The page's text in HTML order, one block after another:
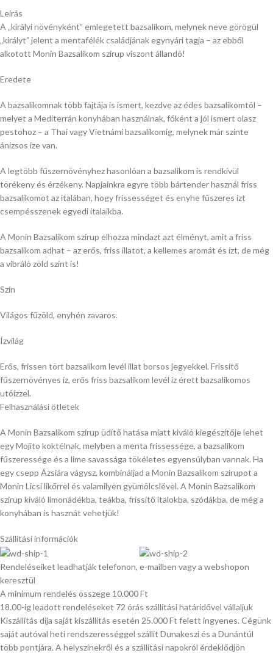
Leírás
A „királyi növényként” emlegetett bazsalikom, melynek neve görögül
„királyt” jelent a mentafélék családjának egynyári tagja – az ebből
alkotott Monin Bazsalikom szirup viszont állandó!
Eredete
A bazsalikomnak több fajtája is ismert, kezdve az édes bazsalikomtól –
melyet a Mediterrán konyhában használnak, főként a jól ismert olasz
pestohoz – a Thai vagy Vietnámi bazsalikomig, melynek már szinte
ánizsos íze van.
A legtöbb fűszernövényhez hasonlóan a bazsalikom is rendkívül
törékeny és érzékeny. Napjainkra egyre több bártender használ friss
bazsalikomot az italában, hogy frissességet és enyhe fűszeres ízt
csempésszenek egyedi italaikba.
A Monin Bazsalikom szirup elhozza mindazt azt élményt, amit a friss
bazsalikom adhat – az erős, friss illatot, a kellemes aromát és ízt, de még
a vibráló zöld színt is!
Szín
Világos fűzöld, enyhén zavaros.
Ízvilág
Erős, frissen tört bazsalikom levél illat borsos jegyekkel. Frissítő
fűszernövényes íz, erős friss bazsalikom levél íz érett bazsalikomos
utóízzel.
Felhasználási ötletek
A Monin Bazsalikom szirup üdítő hatása miatt kiváló kiegészítője lehet
egy Mojito koktélnak, melyben a menta frissessége, a bazsalikom
fűszeressége és a lime savassága tökéletes egyensúlyban vannak. Ha
egy csepp Ázsiára vágysz, kombináljad a Monin Bazsalikom szirupot a
Monin Licsi likőrrel és valamilyen gyümölcslével. A Monin Bazsalikom
szirup kiváló limonádékba, teákba, frissítő italokba, szódákba, de még a
konyhában is hasznát vehetjük!
Szállítási információk
Rendeléseiket leadhatják telefonon, e-mailben vagy a webshopon
keresztül
A minimum rendelés összege 10.000 Ft
18.00-ig leadott rendeléseket 72 órás szállítási határidővel vállaljuk
Kiszállítás díja saját kiszállítás esetén 25.000 Ft felett ingyenes. Cégünk
saját autóval heti rendszerességgel szállít Dunakeszi és a Dunántúl
több pontjára. A helyszínekről és a szállítási napokról érdeklődjön